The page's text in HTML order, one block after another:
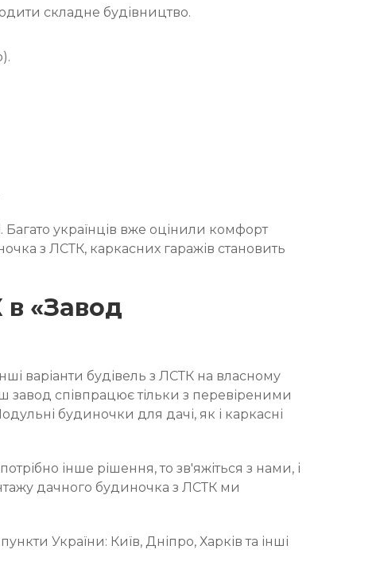
складне будівництво.
українців вже оцінили комфорт
з ЛСТК, каркасних гаражів становить
«Завод
варіанти будівель з ЛСТК на власному
завод співпрацює тільки з перевіреними
будиночки для дачі, як і каркасні
інше рішення, то зв'яжіться з нами, і
дачного будиночка з ЛСТК ми
України: Київ, Дніпро, Харків та інші